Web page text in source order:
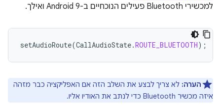
למכשירי Bluetooth פעילים הנוכחיים ב-Android 9 ואילך.
setAudioRoute(CallAudioState.ROUTE_BLUETOOTH);
הערה: לא צריך לבצע את השלב הזה אם האפליקציה כבר מזהה
איזה מכשיר Bluetooth כדי לנתב את האודיו אליו.